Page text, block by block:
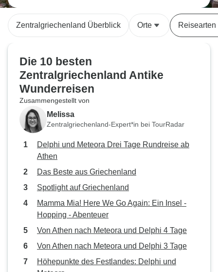
Zentralgriechenland Überblick Orte Reisearten
Die 10 besten
Zentralgriechenland Antike
Wunderreisen
Zusammengestellt von
Melissa
Zentralgriechenland-Expert*in bei TourRadar
Delphi und Meteora Drei Tage Rundreise ab
Athen
Das Beste aus Griechenland
Spotlight auf Griechenland
Mamma Mia! Here We Go Again: Ein Insel -
Hopping - Abenteuer
Von Athen nach Meteora und Delphi 4 Tage
Von Athen nach Meteora und Delphi 3 Tage
Höhepunkte des Festlandes: Delphi und